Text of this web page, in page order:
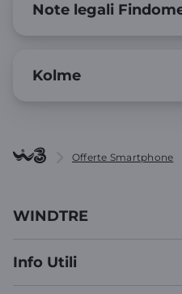
Note legali
Kolme
Offerte Smartphone
WINDTRE
Info Utili